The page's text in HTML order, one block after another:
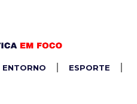
ENTORNO ESPORTE